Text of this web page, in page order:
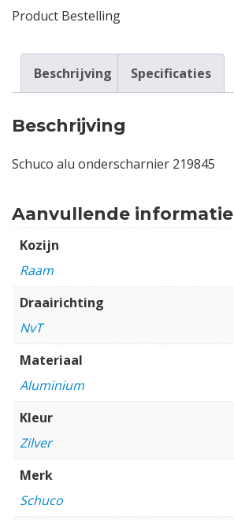
Vacatures
Product Bestelling
Beschrijving Specificaties
Beschrijving
Schuco alu onderscharnier 219845
Aanvullende informatie
Kozijn
Raam
Draairichting
NvT
Materiaal
Aluminium
Kleur
Zilver
Merk
Schuco